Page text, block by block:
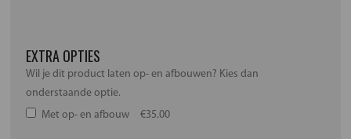
EXTRA OPTIES
Wil je dit product laten op- en afbouwen? Kies dan
onderstaande optie.
Met op- en afbouw
€35.00